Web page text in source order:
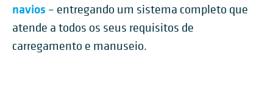
navios – entregando um sistema completo que
atende a todos os seus requisitos de
carregamento e manuseio.